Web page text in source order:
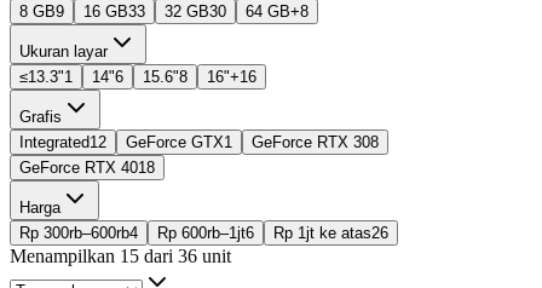
8 GB9 16 GB33 32 GB30 64 GB+8
Ukuran layar
≤13.3"1 14"6 15.6"8 16"+16
Grafis
Integrated12 GeForce GTX1 GeForce RTX 308
GeForce RTX 4018
Harga
Rp 300rb–600rb4 Rp 600rb–1jt6 Rp 1jt ke atas26
Menampilkan 15 dari 36 unit